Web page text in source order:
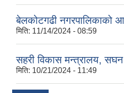
बेलकोटगढी नगरपालिकाको
मिति: 11/14/2024 - 08:59
सहरी विकास मन्त्रालय,
मिति: 10/21/2024 - 11:49